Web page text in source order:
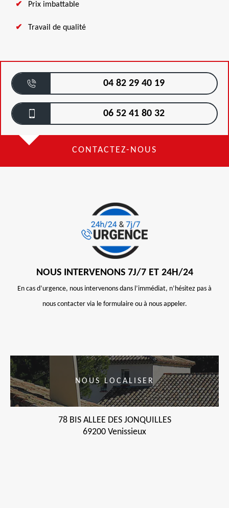
Prix imbattable
Travail de qualité
04 82 29 40 19
06 52 41 80 32
CONTACTEZ-NOUS
NOUS INTERVENONS 7J/7 ET 24H/24
En cas d’urgence, nous intervenons dans l’immédiat, n’hésitez pas à
nous contacter via le formulaire ou à nous appeler.
NOUS LOCALISER
78 BIS ALLEE DES JONQUILLES
69200 Venissieux